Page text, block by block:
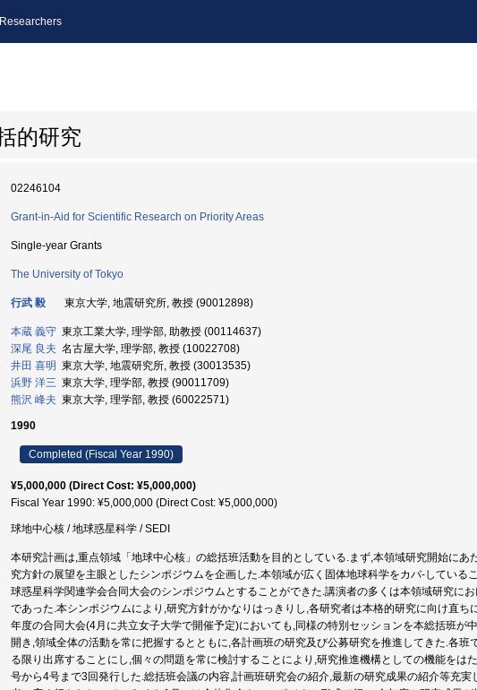
的研究
02246104
Grant-in-Aid for Scientific Research on Priority Areas
Single-year Grants
The University of Tokyo
行武 毅 東京大学, 地震研究所, 教授 (90012898)
本蔵 義守 東京工業大学, 理学部, 助教授 (00114637)
深尾 良夫 名古屋大学, 理学部, 教授 (10022708)
井田 喜明 東京大学, 地震研究所, 教授 (30013535)
浜野 洋三 東京大学, 理学部, 教授 (90011709)
熊沢 峰夫 東京大学, 理学部, 教授 (60022571)
1990
Completed (Fiscal Year 1990)
¥5,000,000 (Direct Cost: ¥5,000,000)
Fiscal Year 1990: ¥5,000,000 (Direct Cost: ¥5,000,000)
球地中心核 / 地球惑星科学 / SEDI
本研究計画は,重点領域「地球中心核」の総括班活動を目的としている.まず,本領域研究開始にあ
究方針の展望を主眼としたシンポジウムを企画した.本領域が広く固体地球科学をカバ-している
球惑星科学関連学会合同大会のシンポジウムとすることができた.講演者の多くは本領域研究に
であった.本シンポジウムにより,研究方針がかなりはっきりし,各研究者は本格的研究に向け直ち
年度の合同大会(4月に共立女子大学で開催予定)においても,同様の特別セッションを本総括班が
開き,領域全体の活動を常に把握するとともに,各計画班の研究及び公募研究を推進してきた.各班
る限り出席することにし,個々の問題を常に検討することにより,研究推進機構としての機能をは
号から4号まで3回発行した.総括班会議の内容,計画班研究会の紹介,最新の研究成果の紹介等充